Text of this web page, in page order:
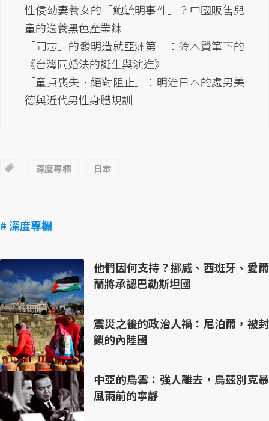
性侵幼妻養女的「鮑毓明事件」？中國販售兒
童的送養黑色產業鍊
「同志」的發明造就亞洲第一：鈴木賢筆下的
《台灣同婚法的誕生與演進》
「童貞喪失．絕對阻止」：明治日本的處男美
德與近代男性身體規訓
深度專欄 日本
# 深度專欄
他們因何支持？挪威、西班牙、愛爾
蘭將承認巴勒斯坦國
震災之後的政治人禍：尼泊爾，被封
鎖的內陸國
中亞的烏雲：強人離去，烏茲別克暴
風雨前的寧靜